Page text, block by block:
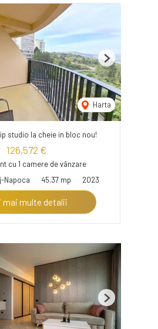
Harta
Next
studio la cheie in bloc nou!
126,572 €
cu 1 camere de vânzare
Napoca
45.37 mp 2023
mai multe detalii
Next